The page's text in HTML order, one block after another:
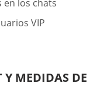
en los chats
VIP
Y MEDIDAS DE